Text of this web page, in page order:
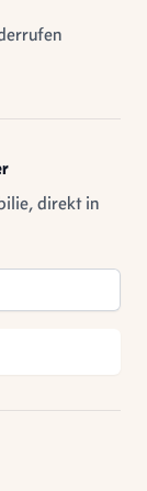
direkt in